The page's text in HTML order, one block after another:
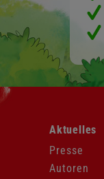
überspringen
Aktuelles
Presse
Autoren